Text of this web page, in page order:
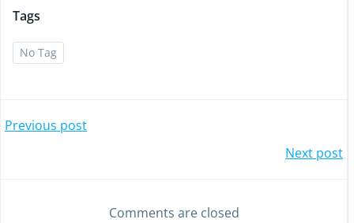
Tags
No Tag
Post
Previous post
navigation
Next post
Comments are closed